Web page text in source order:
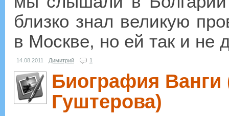
близко знал великую
в Москве, но ей так и не
14.08.2011 Димитрий 1
Биография Ванги
Гуштерова)